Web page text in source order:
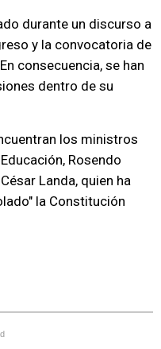
durante un discurso a
y la convocatoria de
consecuencia, se han
dentro de su
los ministros
Rosendo
Landa, quien ha
la Constitución